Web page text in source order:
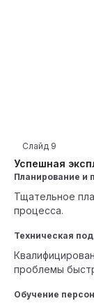
Успешная
Слайд 9
Планирование и
Тщательное
процесса.
Техническая
проблемы
Обучение